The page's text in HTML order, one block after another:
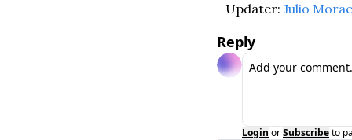
Updater: Julio
Reply
Login orSubscribeto